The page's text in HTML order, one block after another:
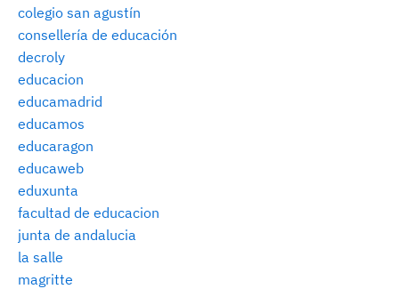
colegio san agustín
consellería de educación
decroly
educacion
educamadrid
educamos
educaragon
educaweb
eduxunta
facultad de educacion
junta de andalucia
la salle
magritte